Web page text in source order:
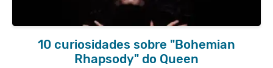
10 curiosidades sobre "Bohemian
Rhapsody" do Queen